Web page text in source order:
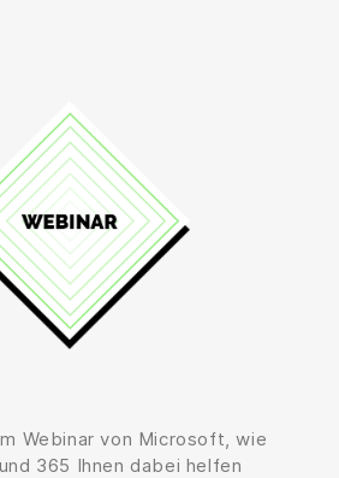
Webinar von Microsoft, wie
365 Ihnen dabei helfen